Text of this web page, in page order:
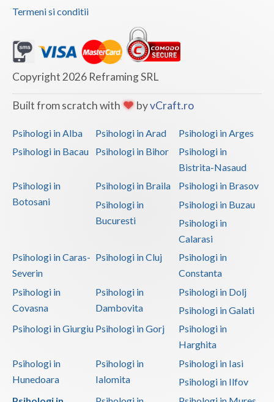
Termeni si conditii
Copyright 2026 Reframing SRL
Built from scratch with byvCraft.ro
Psihologi in Alba Psihologi in Arad
Psihologi in Arges
Psihologi in Bacau
Psihologi in Bihor
Psihologi in
Bistrita-Nasaud
Psihologi in
Botosani
Psihologi in Braila
Psihologi in Brasov
Psihologi in
Bucuresti
Psihologi in Buzau
Psihologi in
Calarasi
Psihologi in Caras-
Severin
Psihologi in Cluj
Psihologi in
Constanta
Psihologi in
Covasna
Psihologi in
Dambovita
Psihologi in Dolj
Psihologi in Galati
Psihologi in Giurgiu Psihologi in Gorj
Psihologi in
Harghita
Psihologi in
Hunedoara
Psihologi in
Ialomita
Psihologi in Iasi
Psihologi in Ilfov